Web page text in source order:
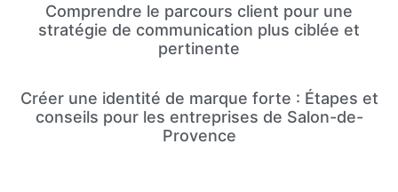
Comprendre le parcours client pour une
stratégie de communication plus ciblée et
pertinente
Créer une identité de marque forte : Étapes et
conseils pour les entreprises de Salon-de-
Provence